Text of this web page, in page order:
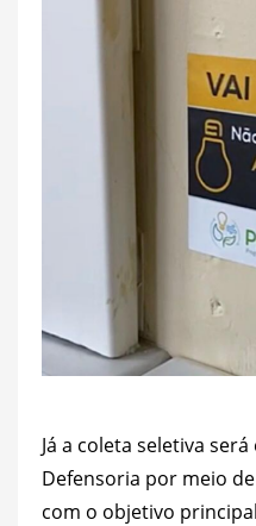
Já a coleta seletiva
Defensoria por meio
com o objetivo